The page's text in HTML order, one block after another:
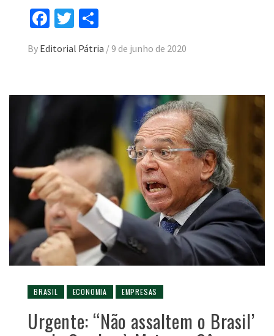
Facebook
Twitter
By Editorial Pátria /9 de junho de 2020
BRASIL ECONOMIA EMPRESAS
Urgente: “Não assaltem o Brasil’